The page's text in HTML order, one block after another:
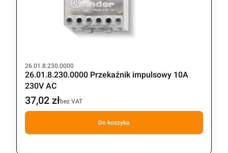
Kod produktu
26.01.8.230.0000
26.01.8.230.0000 Przekaźnik impulsowy 10A
230V AC
Cena
37,02 złbez VAT
Do koszyka